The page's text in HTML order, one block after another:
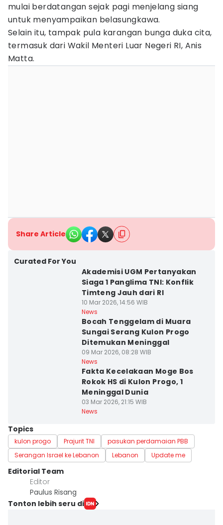
mulai berdatangan sejak pagi menjelang siang
untuk menyampaikan belasungkawa.
Selain itu, tampak pula karangan bunga duka cita,
termasuk dari Wakil Menteri Luar Negeri RI, Anis
Matta.
Share Article
Curated For You
Akademisi UGM Pertanyakan
Siaga 1 Panglima TNI: Konflik
Timteng Jauh dari RI
10 Mar 2026, 14:56 WIB
News
Bocah Tenggelam di Muara
Sungai Serang Kulon Progo
Ditemukan Meninggal
09 Mar 2026, 08:28 WIB
News
Fakta Kecelakaan Moge Bos
Rokok HS di Kulon Progo, 1
Meninggal Dunia
03 Mar 2026, 21:15 WIB
News
Topics
kulon progo Prajurit TNI
pasukan perdamaian PBB
Serangan Israel ke Lebanon
Lebanon Update me
Editorial Team
Editor
Paulus Risang
Tonton lebih seru di